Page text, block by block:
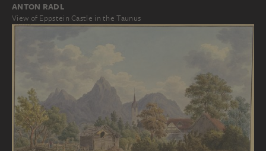
ANTON RADL
View of Eppstein Castle in the Taunus